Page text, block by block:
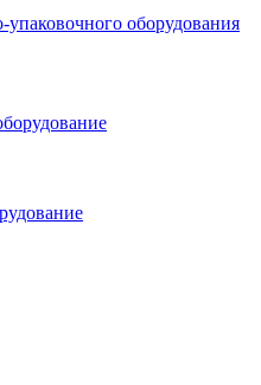
упаковочного оборудования